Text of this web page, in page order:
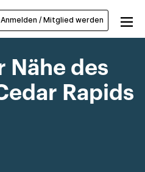
Anmelden / Mitglied werden
Nähe des
Rapids